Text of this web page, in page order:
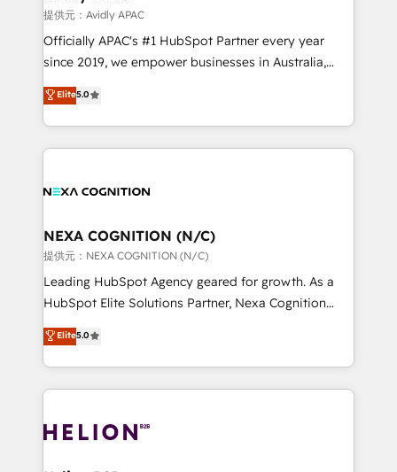
revenue goals. We've worked with thousands of
HubSpot customers and we'd love to work with you
too! Clients come to us for: Advanced CRM solutions
HubSpot Data System Migrations between systems
to HubSpot New lead generation strategies Time-
提供元：Avidly APAC
Officially APAC's #1 HubSpot Partner every year
since 2019, we empower businesses in Australia,
New Zealand, and globally to realise their full
potential through enterprise HubSpot CRM
implementation. And we deliver best practice across
the whole HubSpot platform, covering marketing,
all businesses, from start-up to Enterprise, and have
the world. Our human approach to digital
transformation is designed for businesses who want
to grow. And we're passionate about APAC
businesses leading the world in technology, agility
record migrating businesses from CRM & Marketing
Platforms such as Salesforce, Dynamics, Pipedrive,
with attract and retain customers, manage their
business people and processes, and how they
Elite5.0
NEXA COGNITION (N/C)
提供元：NEXA COGNITION (N/C)
Leading HubSpot Agency geared for growth. As a
HubSpot Elite Solutions Partner, Nexa Cognition
ranks in the top 1% of global HubSpot Partners and
has been one of the longest-standing partners since
2012. We empower businesses to harness the full
potential of HubSpot by combining strategic
bespoke HubSpot solutions tailored to drive
Elite5.0